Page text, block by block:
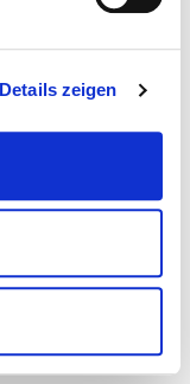
Details zeigen